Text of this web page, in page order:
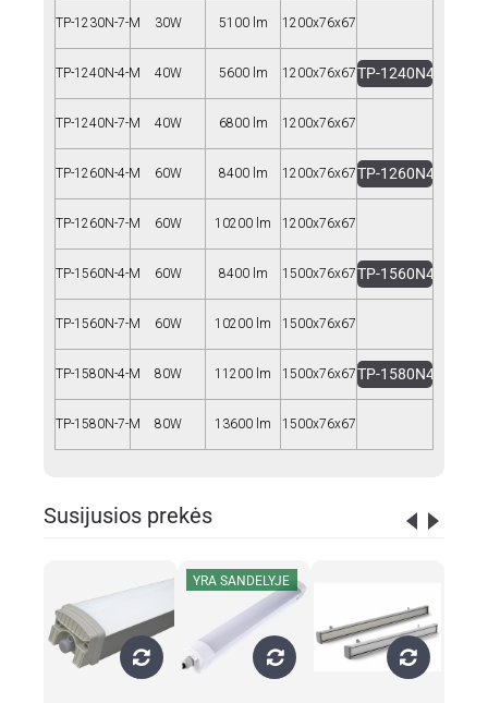
TP-1230N-7-M 30W 5100 lm 1200x76x67
TP-1240N-4-M 40W 5600 lm 1200x76x67TP-1240N4-M.IES
TP-1240N-7-M 40W 6800 lm 1200x76x67
TP-1260N-4-M 60W 8400 lm 1200x76x67TP-1260N4-M.IES
TP-1260N-7-M 60W 10200 lm 1200x76x67
TP-1560N-4-M 60W 8400 lm 1500x76x67TP-1560N4-M.IES
TP-1560N-7-M 60W 10200 lm 1500x76x67
TP-1580N-4-M 80W 11200 lm 1500x76x67TP-1580N4-M.IES
TP-1580N-7-M 80W 13600 lm 1500x76x67
Susijusios prekės
YRA SANDELYJE